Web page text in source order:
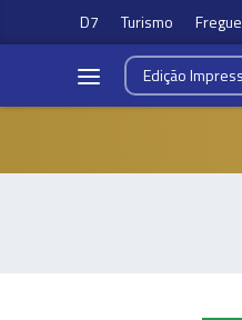
D7 Turismo
Edição